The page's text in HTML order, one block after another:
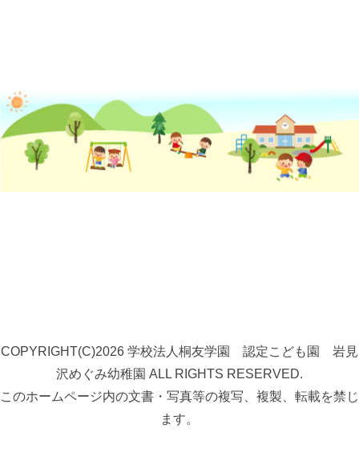
COPYRIGHT(C)2026 学校法人桐友学園 認定こども園 岩見
沢めぐみ幼稚園 ALL RIGHTS RESERVED.
このホームページ内の文書・写真等の複写、複製、転載を禁じ
ます。